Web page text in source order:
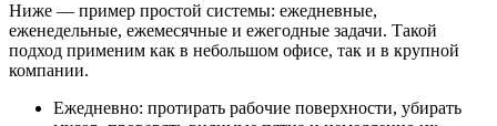
Ниже — пример простой системы: ежедневные,
еженедельные, ежемесячные и ежегодные задачи. Такой
подход применим как в небольшом офисе, так и в крупной
компании.
Ежедневно: протирать рабочие поверхности, убирать